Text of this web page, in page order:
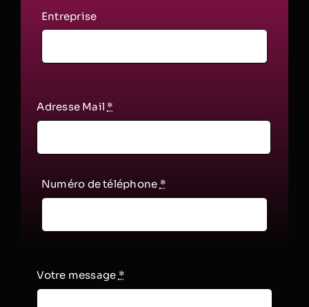
Entreprise
Adresse Mail *
Numéro de téléphone *
Votre message *